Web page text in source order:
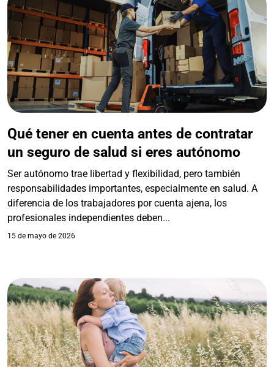
Qué tener en cuenta antes de contratar
un seguro de salud si eres autónomo
Ser autónomo trae libertad y flexibilidad, pero también
responsabilidades importantes, especialmente en salud. A
diferencia de los trabajadores por cuenta ajena, los
profesionales independientes deben...
15 de mayo de 2026